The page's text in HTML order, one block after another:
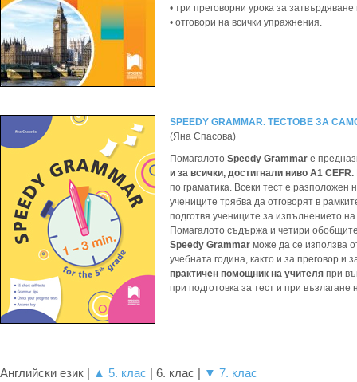
• три преговорни урока за
• отговори на всички упражнения.
SPEEDY GRAMMAR. ТЕСТОВЕ ЗА
(Яна Спасова)
Помагалото Speedy Grammar е
и за всички, достигнали ниво А1 CEFR.
по граматика. Всеки тест е
учениците трябва да отговорят в
подготвя учениците за изпълнението
Помагалото съдържа и четири
Speedy Grammar може да се използва
учебната година, както и за преговор
практичен помощник на учителя при
при подготовка за тест и при
Английски език | ▲ 5. клас | 6. клас | ▼ 7. клас